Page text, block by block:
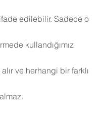
edilebilir. Sadece o
kullandığımız
ve herhangi bir farklı